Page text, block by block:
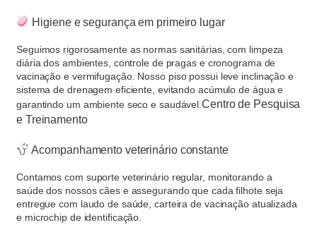
Higiene e segurança em primeiro lugar
Seguimos rigorosamente as normas sanitárias, com limpeza
diária dos ambientes, controle de pragas e cronograma de
vacinação e vermifugação. Nosso piso possui leve inclinação e
sistema de drenagem eficiente, evitando acúmulo de água e
garantindo um ambiente seco e saudável.Centro de Pesquisa
e Treinamento
Acompanhamento veterinário constante
Contamos com suporte veterinário regular, monitorando a
saúde dos nossos cães e assegurando que cada filhote seja
entregue com laudo de saúde, carteira de vacinação atualizada
e microchip de identificação.